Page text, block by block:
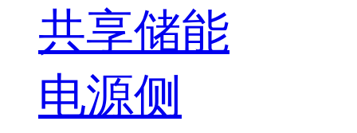
共享储能
电源侧